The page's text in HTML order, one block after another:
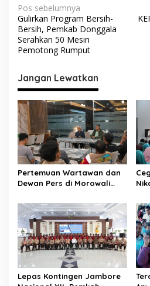
N
a
v
i
g
a
s
i
p
o
s
Pos sebelumnya
Gulirkan Program Bersih-
Bersih, Pemkab Donggala
Serahkan 50 Mesin
Pemotong Rumput
Jangan Lewatkan
Pertemuan Wartawan dan
Dewan Pers di Morowali
dan Peningkatan
Kompetensi Jurnalis
Lepas Kontingen Jambore